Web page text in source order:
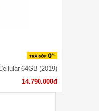
64GB (2019)
14.790.000đ